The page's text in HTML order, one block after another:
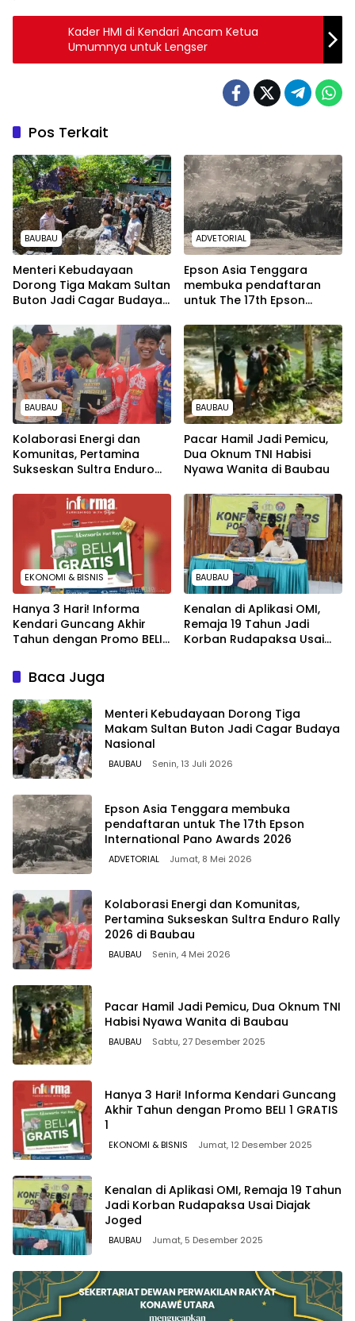
Kader HMI di Kendari Ancam Ketua
Umumnya untuk Lengser
Pos Terkait
BAUBAU
Menteri Kebudayaan
Dorong Tiga Makam Sultan
Buton Jadi Cagar Budaya
ADVETORIAL
Epson Asia Tenggara
membuka pendaftaran
untuk The 17th Epson
2026
BAUBAU
Kolaborasi Energi dan
Komunitas, Pertamina
Sukseskan Sultra Enduro
BAUBAU
Pacar Hamil Jadi Pemicu,
Dua Oknum TNI Habisi
Nyawa Wanita di Baubau
EKONOMI & BISNIS
Hanya 3 Hari! Informa
Kendari Guncang Akhir
Tahun dengan Promo BELI 1
BAUBAU
Kenalan di Aplikasi OMI,
Remaja 19 Tahun Jadi
Korban Rudapaksa Usai
Baca Juga
Menteri Kebudayaan Dorong Tiga
Makam Sultan Buton Jadi Cagar Budaya
Nasional
BAUBAU Senin, 13 Juli 2026
Epson Asia Tenggara membuka
pendaftaran untuk The 17th Epson
International Pano Awards 2026
ADVETORIAL Jumat, 8 Mei 2026
Kolaborasi Energi dan Komunitas,
Pertamina Sukseskan Sultra Enduro Rally
2026 di Baubau
BAUBAU Senin, 4 Mei 2026
Pacar Hamil Jadi Pemicu, Dua Oknum TNI
Habisi Nyawa Wanita di Baubau
BAUBAU Sabtu, 27 Desember 2025
Hanya 3 Hari! Informa Kendari Guncang
Akhir Tahun dengan Promo BELI 1 GRATIS
1
EKONOMI & BISNIS Jumat, 12 Desember 2025
Kenalan di Aplikasi OMI, Remaja 19 Tahun
Jadi Korban Rudapaksa Usai Diajak
Joged
BAUBAU Jumat, 5 Desember 2025